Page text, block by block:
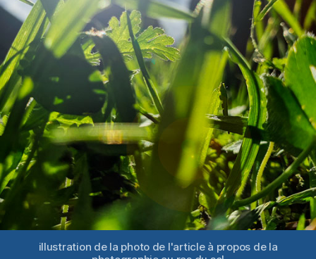
illustration de la photo de l'article à propos de la